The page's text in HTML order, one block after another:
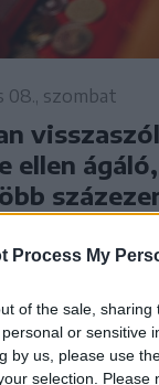
Process My
of the sale, sharing
or sensitive
by us, please use
selection. Please
08., szombat
ellen